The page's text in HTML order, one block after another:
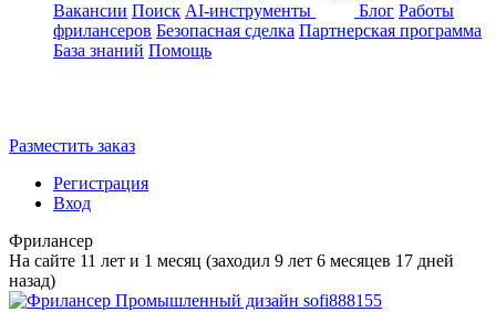
Вакансии Поиск AI-инструменты Блог Работы
фрилансеров Безопасная сделка Партнерская программа
База знаний Помощь
Разместить заказ
Регистрация
Вход
Фрилансер
На сайте 11 лет и 1 месяц (заходил 9 лет 6 месяцев 17 дней
назад)